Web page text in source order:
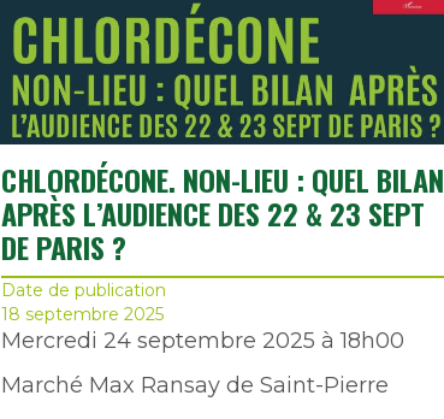
CHLORDÉCONE. NON-LIEU : QUEL BILAN
APRÈS L’AUDIENCE DES 22 & 23 SEPT
DE PARIS ?
Date de publication
18 septembre 2025
Mercredi 24 septembre 2025 à 18h00
Marché Max Ransay de Saint-Pierre